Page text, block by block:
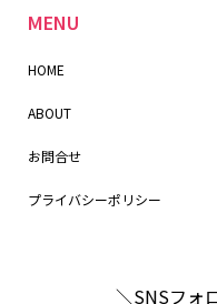
MENU
HOME
ABOUT
お問合せ
プライバシーポリシー
＼SNSフォ